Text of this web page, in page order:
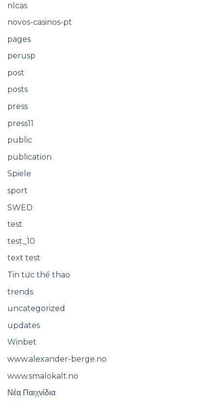
nlcas
novos-casinos-pt
pages
perusp
post
posts
press
press11
public
publication
Spiele
sport
SWED
test
test_10
text test
Tin tức thể thao
trends
uncategorized
updates
Winbet
www.alexander-berge.no
www.smalokalt.no
Νέα Παιχνίδια